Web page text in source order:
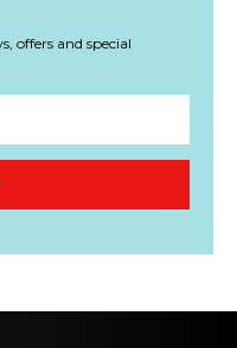
offers and special